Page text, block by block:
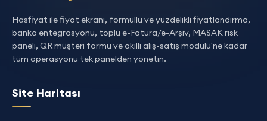
Hasfiyat ile fiyat ekranı, formüllü ve yüzdelikli fiyatlandırma,
banka entegrasyonu, toplu e-Fatura/e-Arşiv, MASAK risk
paneli, QR müşteri formu ve akıllı alış-satış modülü'ne kadar
tüm operasyonu tek panelden yönetin.
Site Haritası